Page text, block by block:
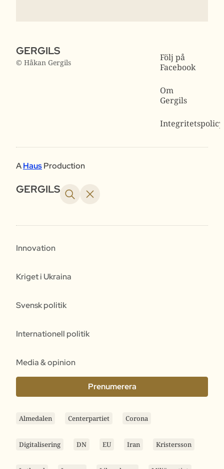
GERGILS
© Håkan Gergils
Följ på
Facebook
Om
Gergils
Integritetspolicy
AHausProduction
GERGILS
Innovation
Kriget i Ukraina
Svensk politik
Internationell politik
Media & opinion
Prenumerera
Almedalen Centerpartiet Corona
Digitalisering DN EU Iran Kristersson